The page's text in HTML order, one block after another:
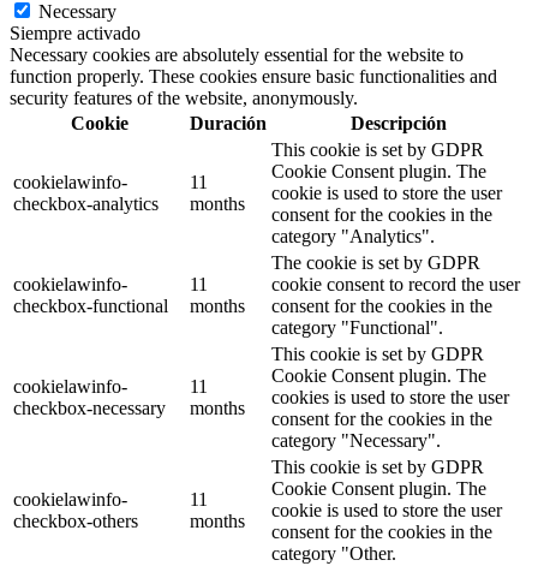
Necessary
Siempre activado
Necessary cookies are absolutely essential for the website to
function properly. These cookies ensure basic functionalities and
security features of the website, anonymously.
Cookie
Duración Descripción
cookielawinfo-
checkbox-analytics
11
months
This cookie is set by GDPR
Cookie Consent plugin. The
cookie is used to store the user
consent for the cookies in the
category "Analytics".
cookielawinfo-
checkbox-functional
11
months
The cookie is set by GDPR
cookie consent to record the user
consent for the cookies in the
category "Functional".
cookielawinfo-
checkbox-necessary
11
months
This cookie is set by GDPR
Cookie Consent plugin. The
cookies is used to store the user
consent for the cookies in the
category "Necessary".
cookielawinfo-
checkbox-others
11
months
This cookie is set by GDPR
Cookie Consent plugin. The
cookie is used to store the user
consent for the cookies in the
category "Other.